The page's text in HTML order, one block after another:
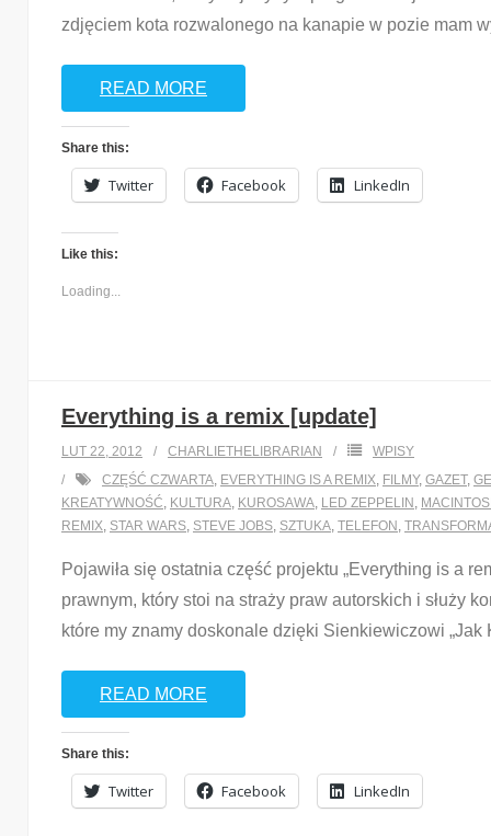
zdjęciem kota rozwalonego na kanapie w pozie mam
READ MORE
Share this:
Twitter Facebook LinkedIn
Like this:
Loading...
Everything is a remix [update]
LUT 22, 2012 CHARLIETHELIBRARIAN
WPISY
CZĘŚĆ CZWARTA, EVERYTHING IS A REMIX, FILMY, GAZET,
KREATYWNOŚĆ, KULTURA, KUROSAWA, LED ZEPPELIN ,
REMIX, STAR WARS, STEVE JOBS, SZTUKA, TELEFON ,
Pojawiła się ostatnia część projektu „Everything is a
prawnym, który stoi na straży praw autorskich i służy
które my znamy doskonale dzięki Sienkiewiczowi
READ MORE
Share this:
Twitter Facebook LinkedIn